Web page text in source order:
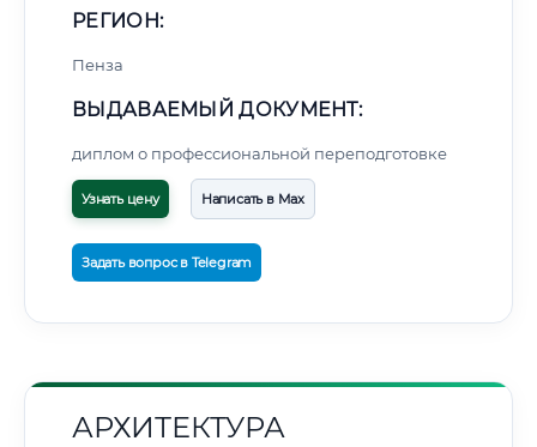
РЕГИОН:
Пенза
ВЫДАВАЕМЫЙ ДОКУМЕНТ:
диплом о профессиональной переподготовке
Узнать цену Написать в Max
Задать вопрос в Telegram
АРХИТЕКТУРА